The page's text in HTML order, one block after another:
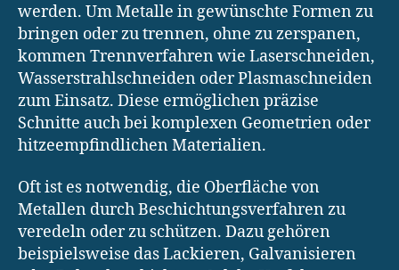
werden. Um Metalle in gewünschte Formen zu
bringen oder zu trennen, ohne zu zerspanen,
kommen Trennverfahren wie Laserschneiden,
Wasserstrahlschneiden oder Plasmaschneiden
zum Einsatz. Diese ermöglichen präzise
Schnitte auch bei komplexen Geometrien oder
hitzeempfindlichen Materialien.
Oft ist es notwendig, die Oberfläche von
Metallen durch Beschichtungsverfahren zu
veredeln oder zu schützen. Dazu gehören
beispielsweise das Lackieren, Galvanisieren